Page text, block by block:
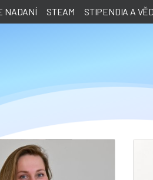
NADANÍ STEAM STIPENDIA A